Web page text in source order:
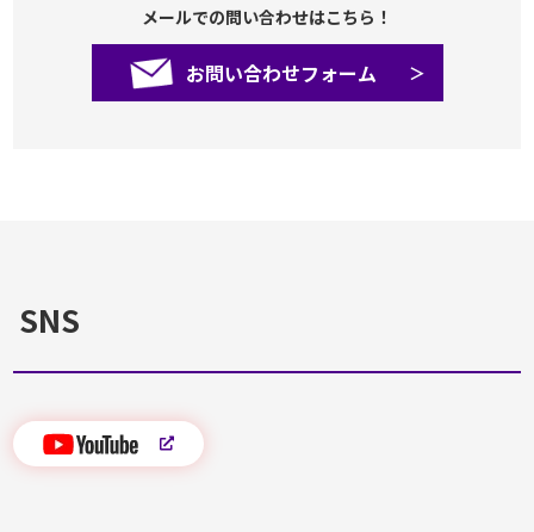
メールでの問い合わせはこちら！
お問い合わせフォーム
SNS